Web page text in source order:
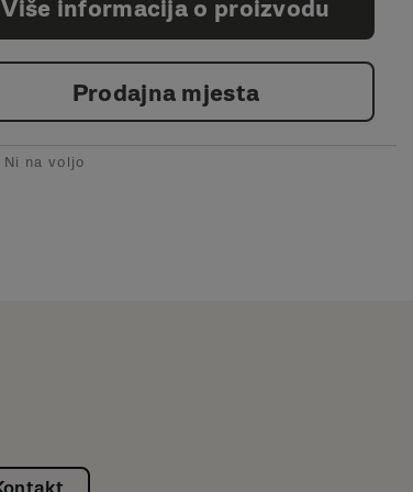
Više informacija o proizvodu
Prodajna mjesta
Ni na voljo